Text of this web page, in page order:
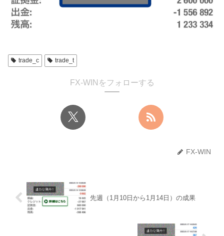
trade_c trade_t
FX-WINをフォローする
FX-WIN
先週（1月10日から1月14日）の成果